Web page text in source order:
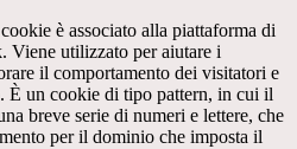
è associato alla piattaforma di
Viene utilizzato per aiutare i
il comportamento dei visitatori e
È un cookie di tipo pattern, in cui il
breve serie di numeri e lettere, che
per il dominio che imposta il